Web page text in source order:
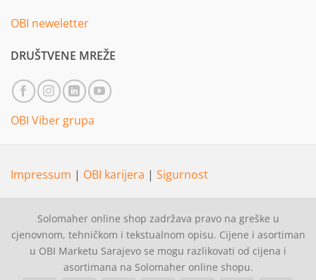
OBI neweletter
DRUŠTVENE MREŽE
OBI Viber grupa
Impressum | OBI karijera | Sigurnost
Solomaher online shop zadržava pravo na greške u
cjenovnom, tehničkom i tekstualnom opisu. Cijene i asortiman
u OBI Marketu Sarajevo se mogu razlikovati od cijena i
asortimana na Solomaher online shopu.